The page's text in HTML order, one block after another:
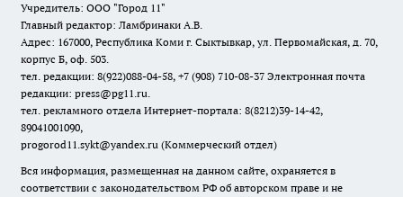
Учредитель: ООО "Город 11"
Главный редактор: Ламбринаки А.В.
Адрес: 167000, Республика Коми г. Сыктывкар, ул. Первомайская, д. 70,
корпус Б, оф. 503.
тел. редакции: 8(922)088-04-58, +7 (908) 710-08-37 Электронная почта
редакции: press@pg11.ru.
тел. рекламного отдела Интернет-портала: 8(8212)39-14-42,
89041001090,
progorod11.sykt@yandex.ru (Коммерческий отдел)
Вся информация, размещенная на данном сайте, охраняется в
соответствии с законодательством РФ об авторском праве и не